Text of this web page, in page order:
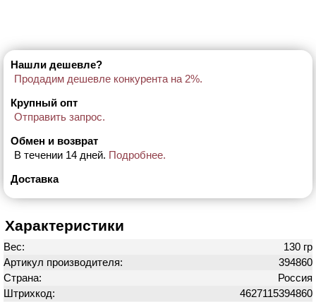
Нашли дешевле?
Продадим дешевле конкурента на 2%.
Крупный опт
Отправить запрос.
Обмен и возврат
В течении 14 дней. Подробнее.
Доставка
Характеристики
Вес:
130 гр
Артикул производителя:
394860
Страна:
Россия
Штрихкод:
4627115394860